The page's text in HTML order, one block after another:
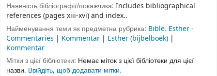
Наявність бібліографії/покажчика: Includes bibliographical
references (pages xiii-xvi) and index..
Найменування теми як предметна рубрика: Bible. Esther -
Commentaries | Kommentar | Esther (bijbelboek) |
Kommentar
Мітки з цієї бібліотеки: Немає міток з цієї бібліотеки для цієї
назви. Ввійдіть, щоб додавати мітки.